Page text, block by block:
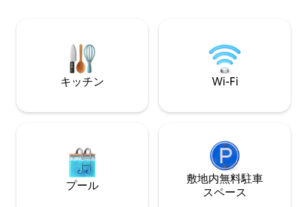
越しをお待ちしております
キッチン Wi-Fi
プール
敷地内無料駐⁠車
ス⁠ペ⁠ー⁠ス